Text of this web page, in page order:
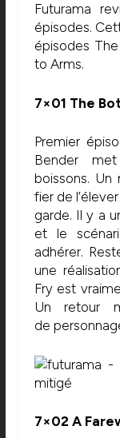
Futurama
épisodes.
épisodes
to Arms.
7×01 The
Premier
Bender
boissons.
fier de
garde. Il y a
et le
adhérer.
une
Fry est
Un retour
de
7×02 A